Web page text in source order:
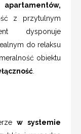
z przytulnym
dysponuje
do relaksu
obiektu
w systemie